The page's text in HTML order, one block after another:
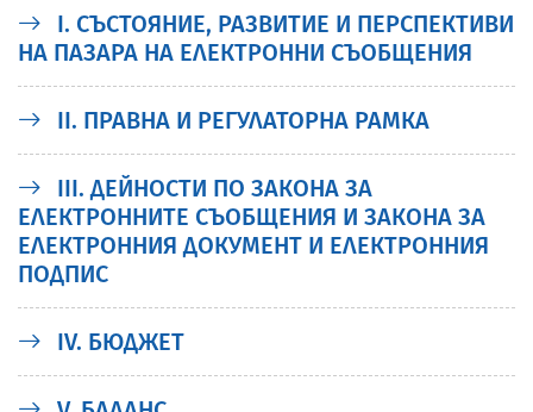
І. СЪСТОЯНИЕ, РАЗВИТИЕ И ПЕРСПЕКТИВИ
НА ПАЗАРА НА ЕЛЕКТРОННИ СЪОБЩЕНИЯ
II. ПРАВНА И РЕГУЛАТОРНА РАМКА
III. ДЕЙНОСТИ ПО ЗАКОНА ЗА
ЕЛЕКТРОННИТЕ СЪОБЩЕНИЯ И ЗАКОНА ЗА
ЕЛЕКТРОННИЯ ДОКУМЕНТ И ЕЛЕКТРОННИЯ
ПОДПИС
ІV. БЮДЖЕТ